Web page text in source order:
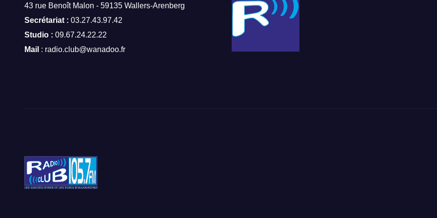
43 rue Benoît Malon - 59135 Wallers-Arenberg
Secrétariat : 03.27.43.97.42
Studio : 09.67.24.22.22
Mail : radio.club@wanadoo.fr